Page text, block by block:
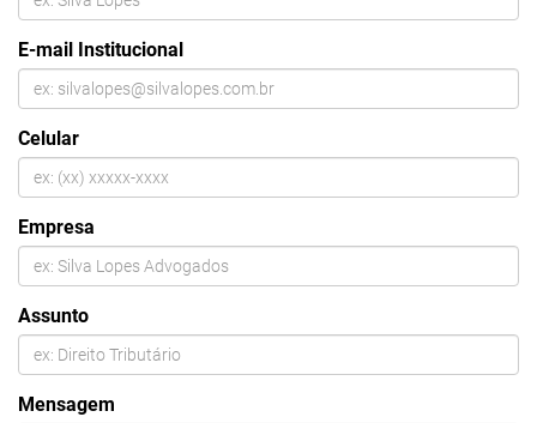
E-mail Institucional
Celular
Empresa
Assunto
Mensagem